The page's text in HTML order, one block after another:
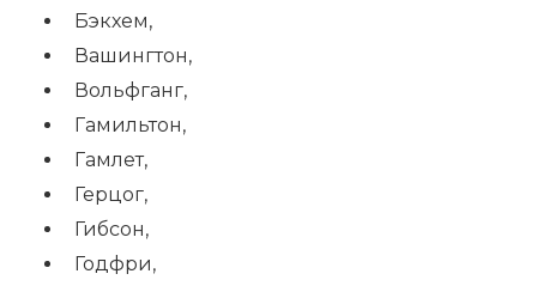
Бэкхем,
Вашингтон,
Вольфганг,
Гамильтон,
Гамлет,
Герцог,
Гибсон,
Годфри,